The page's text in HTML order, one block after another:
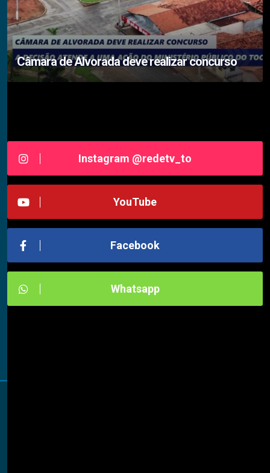
Câmara de Alvorada deve realizar concurso
Instagram @redetv_to
YouTube
Facebook
Whatsapp